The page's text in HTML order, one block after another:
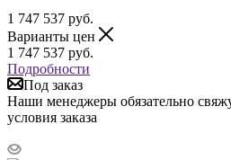
1 747 537 руб.
Варианты цен
1 747 537 руб.
Подробности
Под заказ
Наши менеджеры обязательно
условия заказа